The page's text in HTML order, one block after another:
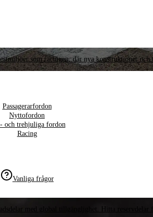
som racingen, där nya konstruktioner och
Passagerarfordon
Nyttofordon
och trehjuliga fordon
Racing
Vanliga frågor
med global tillgänglighet. Hitta reservdelar